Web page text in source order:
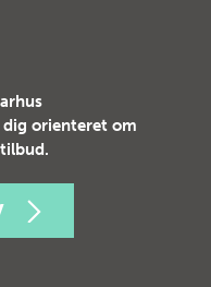
orienteret om